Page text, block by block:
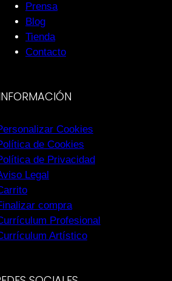
Prensa
Blog
Tienda
Contacto
Cookies
de Cookies
de Privacidad
Legal
compra
Profesional
Artístico